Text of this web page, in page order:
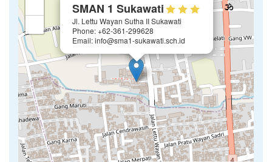
SMAN 1 Sukawati
Jl. Lettu Wayan Sutha II Sukawati
Phone: +62-361-299628
Email: info@sma1-sukawati.sch.id